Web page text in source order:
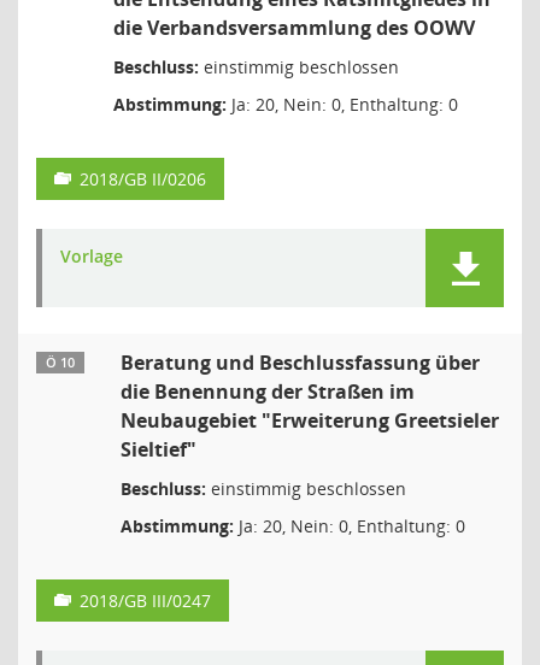
die Verbandsversammlung des OOWV
Beschluss: einstimmig beschlossen
Abstimmung: Ja: 20, Nein: 0, Enthaltung: 0
2018/GB II/0206
Vorlage
Ö 10
Beratung und Beschlussfassung über
die Benennung der Straßen im
Neubaugebiet "Erweiterung Greetsieler
Sieltief"
Beschluss: einstimmig beschlossen
Abstimmung: Ja: 20, Nein: 0, Enthaltung: 0
2018/GB III/0247